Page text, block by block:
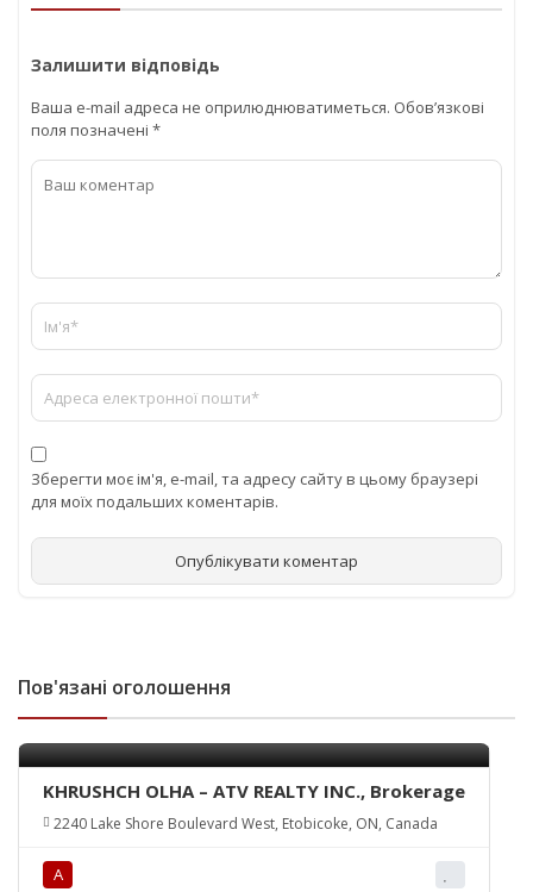
Залишити відповідь
Ваша e-mail адреса не оприлюднюватиметься. Обов’язкові
поля позначені *
Зберегти моє ім'я, e-mail, та адресу сайту в цьому браузері
для моїх подальших коментарів.
Пов'язані оголошення
KHRUSHCH OLHA – ATV REALTY INC., Brokerage
2240 Lake Shore Boulevard West, Etobicoke, ON, Canada
А